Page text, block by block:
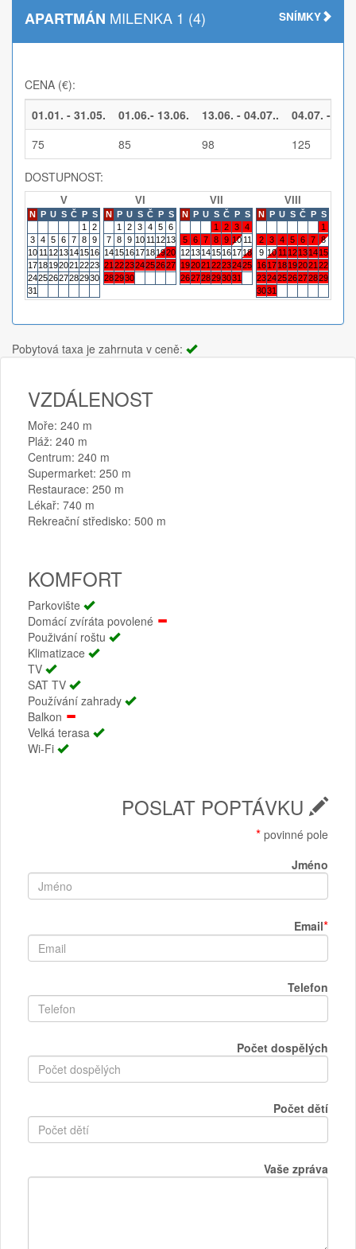
APARTMÁN MILENKA 1 (4) SNÍMKY
CENA (€):
01.01. - 31.05.
01.06.- 13.06. 13.06. - 04.07..
04.07. -
75
85 98 125
DOSTUPNOST:
V
N P U S Č P S
1
2
3 4 5 6 7 8 9
10 11 1213141516
1718192021 2223
24252627282930
31
VI
N P U S Č P S
1
2 3 4 5 6
7 8 9 10 11 1213
14151617181920
21 222324252627
282930
VII
N P U S Č P S
1
2 3 4
5 6 7 8 9 10 11
12131415161718
192021 22232425
262728293031
VIII
N P U S Č P S
1
2 3 4 5 6 7 8
9 10 11 12131415
161718192021 22
23242526272829
3031
Pobytová taxa je zahrnuta v ceně:
VZDÁLENOST
Moře: 240 m
Pláž: 240 m
Centrum: 240 m
Supermarket: 250 m
Restaurace: 250 m
Lékař: 740 m
Rekreační středisko: 500 m
KOMFORT
Parkovište
Domácí zvíráta povolené
Použivání roštu
Klimatizace
TV
SAT TV
Používání zahrady
Balkon
Velká terasa
Wi-Fi
POSLAT POPTÁVKU
* povinné pole
Jméno
Email*
Telefon
Počet dospělých
Počet dětí
Vaše zpráva